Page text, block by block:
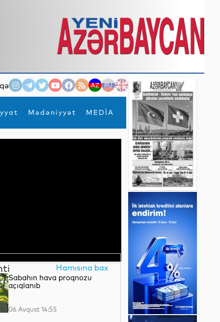
AZ RU EN
Mədəniyyət MEDİA
×
Hamısına bax
Sabahın hava proqnozu
açıqlanıb
06 Avqust 14:55